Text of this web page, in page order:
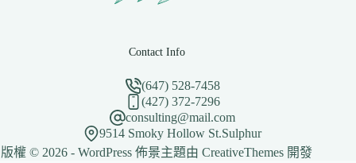
Contact Info
(647) 528-7458
(427) 372-7296
consulting@mail.com
9514 Smoky Hollow St.Sulphur
版權 © 2026 - WordPress 佈景主題由CreativeThemes 開發